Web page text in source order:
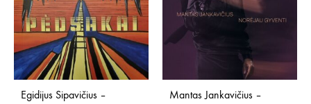
Egidijus Sipavičius –
Mantas Jankavičius –